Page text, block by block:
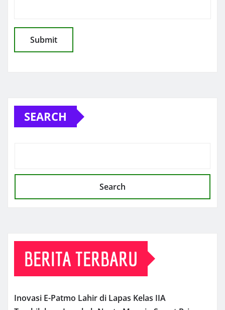
SEARCH
Search
BERITA TERBARU
Inovasi E-Patmo Lahir di Lapas Kelas IIA